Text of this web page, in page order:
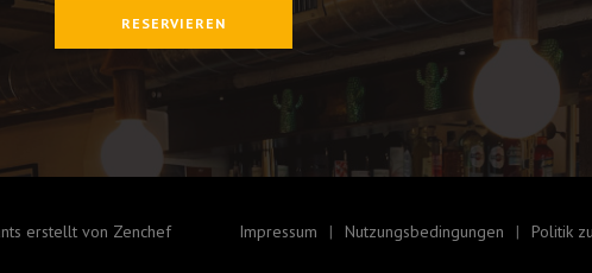
neues Fenster))RESERVIEREN
erstellt von Zenchef((öffnet ein neues Fenster))
Impressum
((öffnet ein neues Fenster))
Nutzungsbedingungen
((öffnet ein neues
Politik